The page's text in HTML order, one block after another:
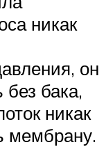
никак
он
без бака,
никак
мембрану.